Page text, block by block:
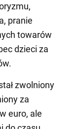
pranie
towarów
dzieci za
zwolniony
za
euro, ale